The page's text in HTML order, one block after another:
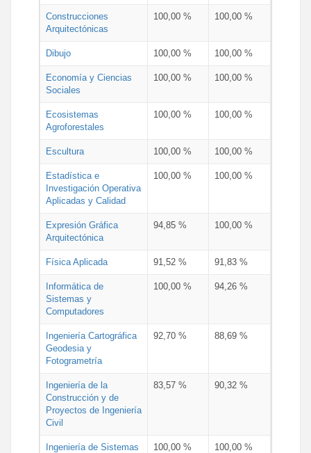
Construcciones
Arquitectónicas
100,00 % 100,00 %
Dibujo 100,00 % 100,00 %
Economía y Ciencias
Sociales
100,00 % 100,00 %
Ecosistemas
Agroforestales
100,00 % 100,00 %
Escultura 100,00 % 100,00 %
Estadística e
Investigación Operativa
Aplicadas y Calidad
100,00 % 100,00 %
Expresión Gráfica
Arquitectónica
94,85 % 100,00 %
Física Aplicada 91,52 % 91,83 %
Informática de
Sistemas y
Computadores
100,00 % 94,26 %
Ingeniería Cartográfica
Geodesia y
Fotogrametría
92,70 % 88,69 %
Ingeniería de la
Construcción y de
Proyectos de Ingeniería
Civil
83,57 % 90,32 %
Ingeniería de Sistemas
100,00 % 100,00 %